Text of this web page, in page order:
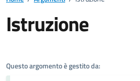
Istruzione
Questo argomento è gestito da: